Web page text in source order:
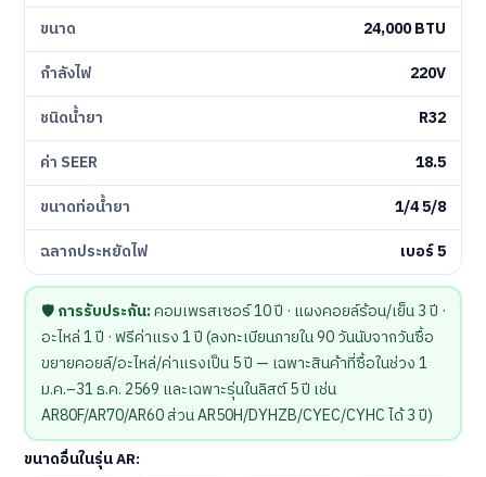
ขนาด
24,000 BTU
กำลังไฟ
220V
ชนิดน้ำยา
R32
ค่า SEER
18.5
ขนาดท่อน้ำยา
1/4 5/8
ฉลากประหยัดไฟ
เบอร์ 5
🛡️การรับประกัน:คอมเพรสเซอร์ 10 ปี · แผงคอยล์ร้อน/เย็น 3 ปี ·
อะไหล่ 1 ปี · ฟรีค่าแรง 1 ปี (ลงทะเบียนภายใน 90 วันนับจากวันซื้อ
ขยายคอยล์/อะไหล่/ค่าแรงเป็น 5 ปี — เฉพาะสินค้าที่ซื้อในช่วง 1
ม.ค.–31 ธ.ค. 2569 และเฉพาะรุ่นในลิสต์ 5 ปี เช่น
AR80F/AR70/AR60 ส่วน AR50H/DYHZB/CYEC/CYHC ได้ 3 ปี)
ขนาดอื่นในรุ่น AR: